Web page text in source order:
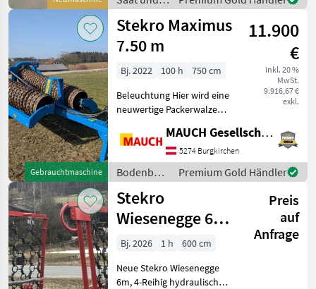
werden, Intensiv stri
Pflege /
Stekro
Gebrauchtmaschine
Stekro Maximus
7.50 m
11.900
€
inkl. 20 %
MwSt.
9.916,67 €
exkl.
Bj. 2022 100 h
750 cm
Beleuchtung Hier wird eine
neuwertige Packerwalze
Fahrwerk - hydr. Klappung -
Beleuchtung -
Privatverkauf! Für Fragen
stehe i
MAUCH Gesellschaft m.b.H. & Co.KG
5274 Burgkirchen
Bodenbearbeitung
/ Stekro
Premium Gold Händler
Stekro
Wiesenegge 6m,
4-Reihig
hydraulisch
Preis
auf
Anfrage
Bj. 2026 1 h
600 cm
Neue Stekro Wiesenegge
6m, 4-Reihig hydraulisch